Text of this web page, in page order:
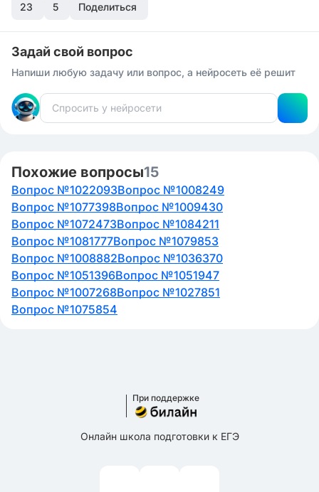
23 5 Поделиться
Задай свой вопрос
Напиши любую задачу или вопрос, а нейросеть её решит
Похожие вопросы15
Вопрос №1022093Вопрос №1008249
Вопрос №1077398Вопрос №1009430
Вопрос №1072473Вопрос №1084211
Вопрос №1081777Вопрос №1079853
Вопрос №1008882Вопрос №1036370
Вопрос №1051396Вопрос №1051947
Вопрос №1007268Вопрос №1027851
Вопрос №1075854
При поддержке
Онлайн школа подготовки к ЕГЭ